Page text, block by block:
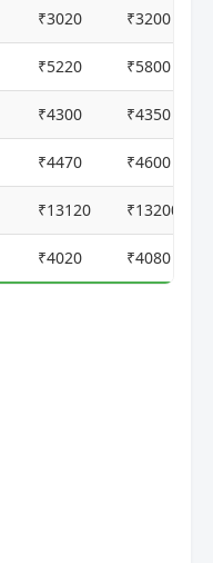
₹3020 ₹3200
₹5220 ₹5800
₹4300 ₹4350
₹4470 ₹4600
₹13120 ₹13200
₹4020 ₹4080